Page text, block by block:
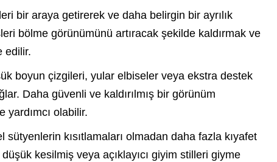
bir araya getirerek ve daha belirgin bir ayrılık
bölme görünümünü artıracak şekilde kaldırmak ve
edilir.
boyun çizgileri, yular elbiseler veya ekstra destek
Daha güvenli ve kaldırılmış bir görünüm
yardımcı olabilir.
kısıtlamaları olmadan daha fazla kıyafet
kesilmiş veya açıklayıcı giyim stilleri giyme